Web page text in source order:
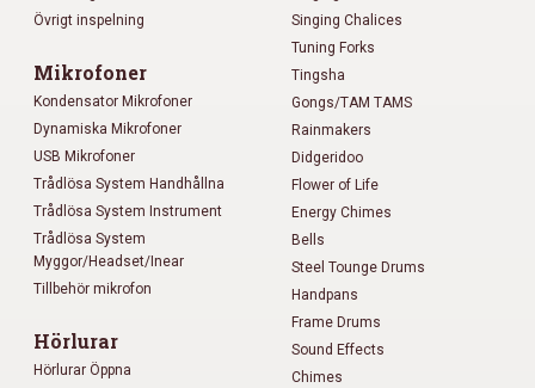
Övrigt inspelning
Mikrofoner
Kondensator Mikrofoner
Dynamiska Mikrofoner
USB Mikrofoner
Trådlösa System Handhållna
Trådlösa System Instrument
Trådlösa System
Myggor/Headset/Inear
Tillbehör mikrofon
Hörlurar
Hörlurar Öppna
Singing Chalices
Tuning Forks
Tingsha
Gongs/TAM TAMS
Rainmakers
Didgeridoo
Flower of Life
Energy Chimes
Bells
Steel Tounge Drums
Handpans
Frame Drums
Sound Effects
Chimes